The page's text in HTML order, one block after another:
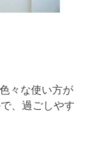
々な使い方が
、過ごしやす